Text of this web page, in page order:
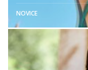
NOVICE